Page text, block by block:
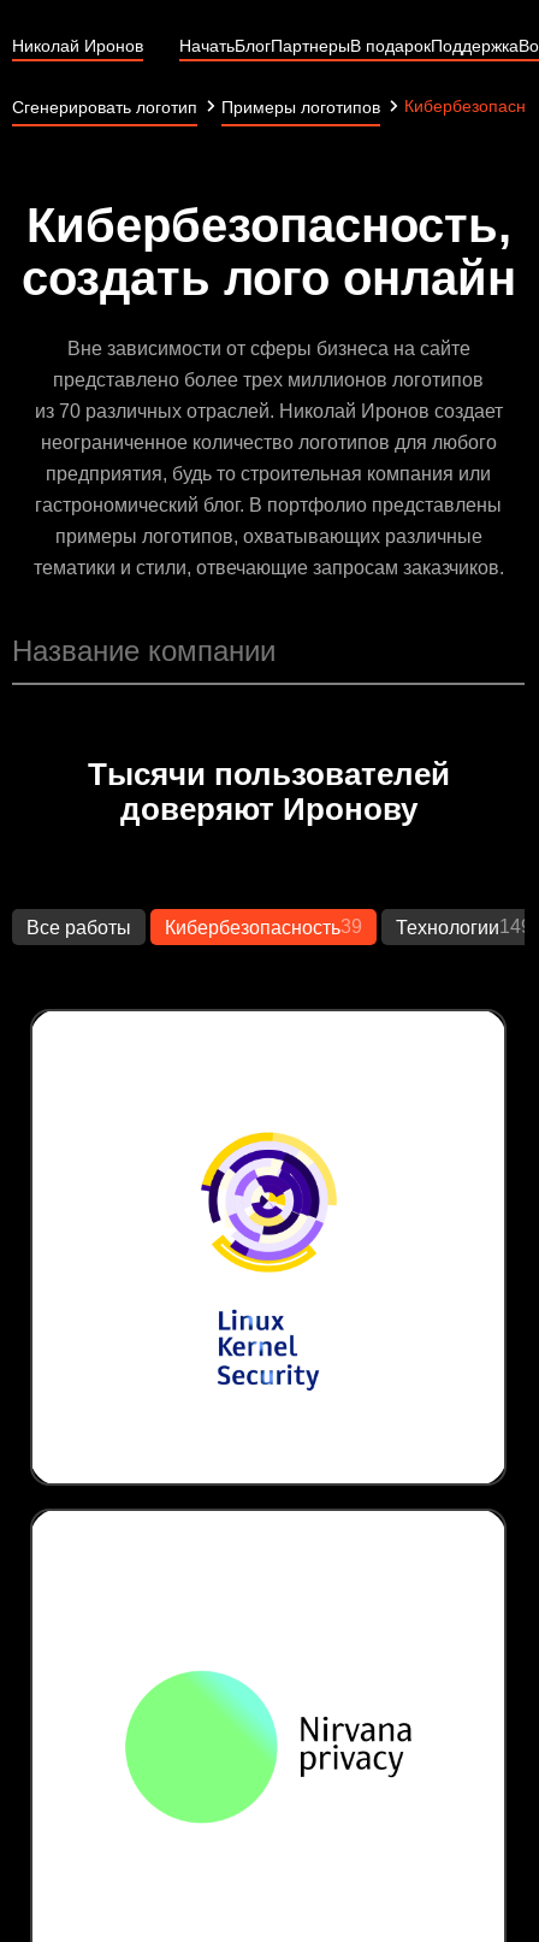
Николай Иронов НачатьБлогПартнерыВ подарокПоддержка
Сгенерировать логотип Примеры логотипов
Кибербезопасность,
создать лого онлайн
Вне зависимости от сферы бизнеса на сайте
представлено более трех миллионов логотипов
из 70 различных отраслей. Николай Иронов создает
неограниченное количество логотипов для любого
предприятия, будь то строительная компания или
гастрономический блог. В портфолио представлены
примеры логотипов, охватывающих различные
тематики и стили, отвечающие запросам заказчиков.
Тысячи пользователей
доверяют Иронову
Все работы Кибербезопасность39 Технологии